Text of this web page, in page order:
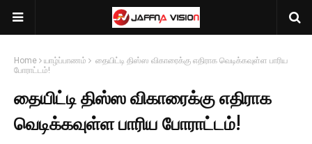
Home யாழ்ப்பாணம்
தையிட்டி திஸ்ஸ விகாரைக்கு எதிராக வெடிக்கவுள்ள பாரிய
போராட்டம்!
தையிட்டி திஸ்ஸ விகாரைக்கு எதிராக
வெடிக்கவுள்ள பாரிய போராட்டம்!